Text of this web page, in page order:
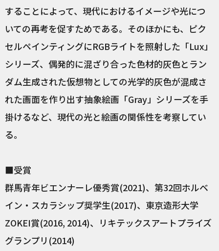
することによって、現代におけるイメージや光につ
いての再考を促すためである。そのほかにも、ピク
セルペインティングにRGBライトを照射した「Lux」
シリーズ、偶発的に混ざり合った色材的灰色とラン
ダム生成された仮想物としての光学的灰色が混成さ
れた画面を作り出す抽象絵画「Gray」シリーズを手
掛けるなど、現代の光と絵画の関係性を考察してい
る。
■受賞
群馬青年ビエンナーレ優秀賞(2021)、第32回ホルベ
イン・スカラシップ奨学生(2017)、東京造形大学
ZOKEI賞(2016, 2014)、リキテックスアートプライズ
グランプリ(2014)